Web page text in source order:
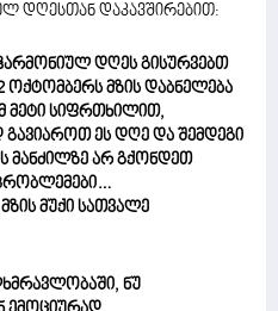
დღესთან დაკავშირებით:
დღეს გისურვებთ
ოქტომბერს მზის დაბნელება
მეტი სიფრთხილით,
ეს დღე და შემდეგი
მანძილზე არ გქონდეთ
მუქი სათვალე
ნუ